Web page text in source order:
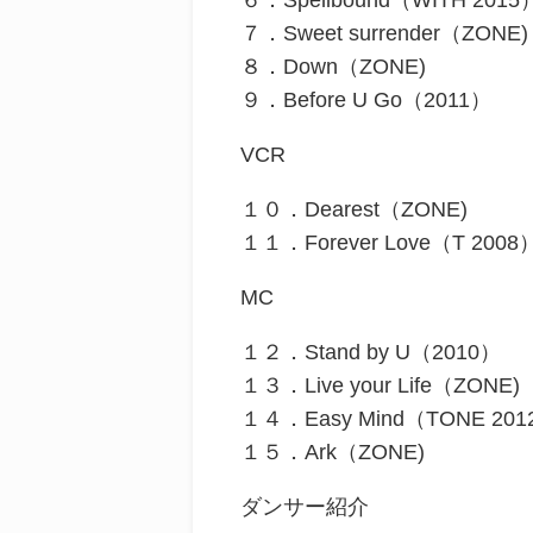
７．Sweet surrender（ZONE)
８．Down（ZONE)
９．Before U Go（2011）
VCR
１０．Dearest（ZONE)
１１．Forever Love（T 2008
MC
１２．Stand by U（2010）
１３．Live your Life（ZONE)
１４．Easy Mind（TONE
１５．Ark（ZONE)
ダンサー紹介